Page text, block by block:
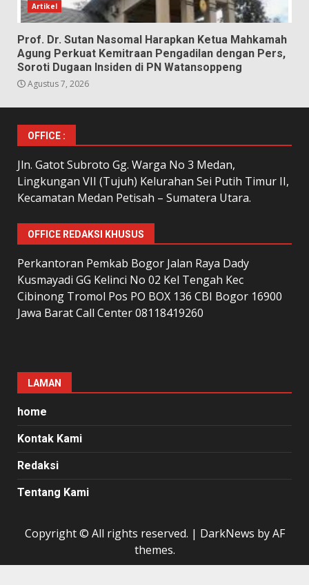
Artikel
Prof. Dr. Sutan Nasomal Harapkan Ketua Mahkamah
Agung Perkuat Kemitraan Pengadilan dengan Pers,
Soroti Dugaan Insiden di PN Watansoppeng
Agustus 7, 2026
OFFICE :
Jln. Gatot Subroto Gg. Warga No 3 Medan,
Lingkungan VII (Tujuh) Kelurahan Sei Putih Timur II,
Kecamatan Medan Petisah – Sumatera Utara.
OFFICE REDAKSI KHUSUS
Perkantoran Pemkab Bogor Jalan Raya Dady
Kusmayadi GG Kelinci No 02 Kel Tengah Kec
Cibinong Tromol Pos PO BOX 136 CBI Bogor 16900
Jawa Barat Call Center 08118419260
LAMAN
home
Kontak Kami
Redaksi
Tentang Kami
Copyright © All rights reserved. | DarkNews by AF
themes.